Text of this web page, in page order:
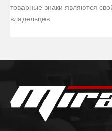
товарные знаки являются
владельцев.